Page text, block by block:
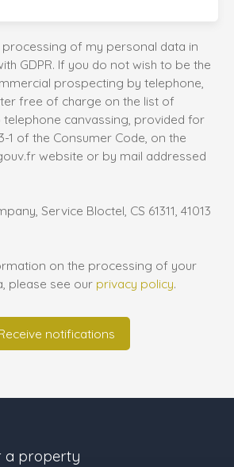
of my personal data in
GDPR. If you do not wish to be the
prospecting by telephone,
free of charge on the list of
canvassing, provided for
1 of the Consumer Code, on the
website or by mail addressed
Service Bloctel, CS 61311, 41013
on the processing of your
please see our privacy policy.
notifications
a property